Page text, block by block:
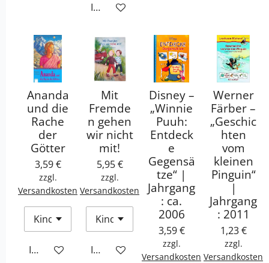
In den Warenkorb
Ananda
und die
Rache
der
Götter
3,59 €
zzgl.
Versandkosten
In den Warenkorb
Mit
Fremde
n gehen
wir nicht
mit!
5,95 €
zzgl.
Versandkosten
In den Warenkorb
Disney –
„Winnie
Puuh:
Entdeck
e
Gegensä
tze“ |
Jahrgang
: ca.
2006
3,59 €
zzgl.
Versandkosten
Werner
Färber –
„Geschic
hten
vom
kleinen
Pinguin“
|
Jahrgang
: 2011
1,23 €
zzgl.
Versandkosten